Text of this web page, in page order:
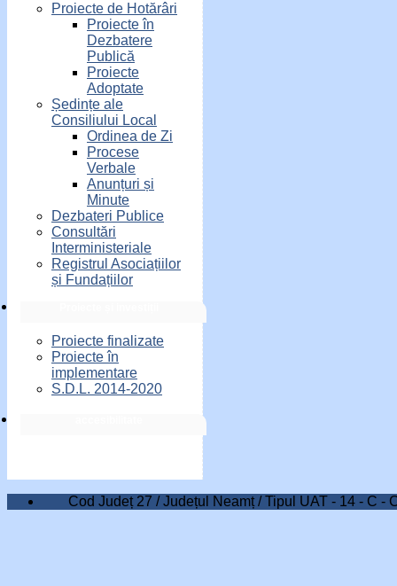
Proiecte de Hotărâri
Proiecte în
Dezbatere
Publică
Proiecte
Adoptate
Ședințe ale
Consiliului Local
Ordinea de Zi
Procese
Verbale
Anunțuri și
Minute
Dezbateri Publice
Consultări
Interministeriale
Registrul Asociațiilor
și Fundațiilor
Proiecte finalizate
Proiecte în
implementare
S.D.L. 2014-2020
Cod Județ 27 / Județul Neamț / Tipul UAT - 14 - C